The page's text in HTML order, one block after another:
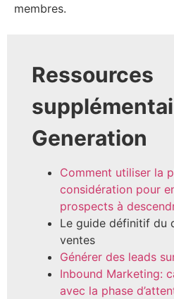
membres.
Ressources
Generation
Comment utiliser la
considération pour
prospects à
Le guide définitif du
ventes
Générer des leads
Inbound Marketing:
avec la phase